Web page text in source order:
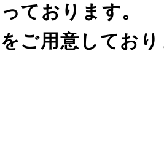
ております。
ご用意しており